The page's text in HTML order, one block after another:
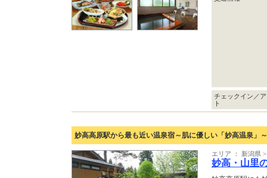
チェックイン／
ト
妙高高原駅から最も近い温泉宿～肌に優しい「妙高温泉」～
エリア ： 新潟県
妙高・山里